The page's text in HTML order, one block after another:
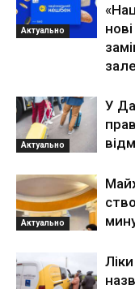
Актуально
Актуально
У
Актуально